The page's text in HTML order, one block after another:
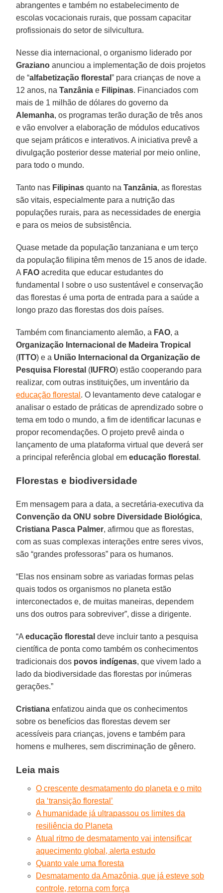
abrangentes e também no estabelecimento de
escolas vocacionais rurais, que possam capacitar
profissionais do setor de silvicultura.
Nesse dia internacional, o organismo liderado por
Graziano anunciou a implementação de dois projetos
de “alfabetização florestal” para crianças de nove a
12 anos, naTanzânia e Filipinas. Financiados com
mais de 1 milhão de dólares do governo da
Alemanha, os programas terão duração de três anos
e vão envolver a elaboração de módulos educativos
que sejam práticos e interativos. A iniciativa prevê a
divulgação posterior desse material por meio online,
para todo o mundo.
Tanto nas Filipinas quanto naTanzânia, as florestas
são vitais, especialmente para a nutrição das
populações rurais, para as necessidades de energia
e para os meios de subsistência.
Quase metade da população tanzaniana e um terço
da população filipina têm menos de 15 anos de idade.
A FAO acredita que educar estudantes do
fundamental I sobre o uso sustentável e conservação
das florestas é uma porta de entrada para a saúde a
longo prazo das florestas dos dois países.
Também com financiamento alemão, a FAO, a
Organização Internacional de Madeira Tropical
( ITTO) e a União Internacional da Organização de
Pesquisa Florestal ( IUFRO) estão cooperando para
realizar, com outras instituições, um inventário da
educação florestal . O levantamento deve catalogar e
analisar o estado de práticas de aprendizado sobre o
tema em todo o mundo, a fim de identificar lacunas e
propor recomendações. O projeto prevê ainda o
lançamento de uma plataforma virtual que deverá ser
a principal referência global emeducação florestal .
Florestas e biodiversidade
Em mensagem para a data, a secretária-executiva da
Convenção da ONU sobre Diversidade Biológica,
Cristiana Pasca Palmer, afirmou que as florestas,
com as suas complexas interações entre seres vivos,
são “grandes professoras” para os humanos.
“Elas nos ensinam sobre as variadas formas pelas
quais todos os organismos no planeta estão
interconectados e, de muitas maneiras, dependem
uns dos outros para sobreviver”, disse a dirigente.
“Aeducação florestal deve incluir tanto a pesquisa
científica de ponta como também os conhecimentos
tradicionais dos povos indígenas, que vivem lado a
lado da biodiversidade das florestas por inúmeras
gerações.”
Cristiana enfatizou ainda que os conhecimentos
sobre os benefícios das florestas devem ser
acessíveis para crianças, jovens e também para
homens e mulheres, sem discriminação de gênero.
Leia mais
O crescente desmatamento do planeta e o mito
da ‘transição florestal’
A humanidade já ultrapassou os limites da
resiliência do Planeta
Atual ritmo de desmatamento vai intensificar
aquecimento global, alerta estudo
Quanto vale uma floresta
Desmatamento da Amazônia, que já esteve sob
controle, retorna com força